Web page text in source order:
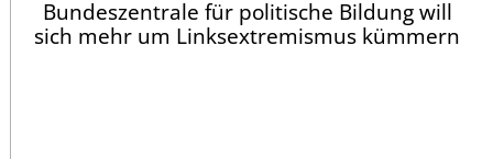
Bundeszentrale für politische Bildung will
sich mehr um Linksextremismus kümmern